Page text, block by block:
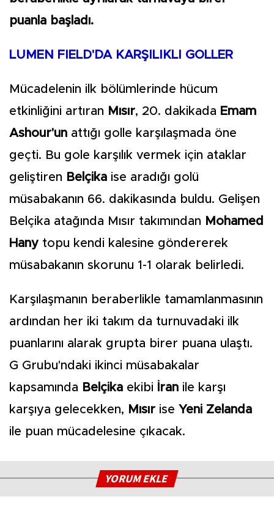
puanla başladı.
LUMEN FIELD'DA KARŞILIKLI GOLLER
Mücadelenin ilk bölümlerinde hücum
etkinliğini artıran Mısır, 20. dakikada Emam
Ashour'un attığı golle karşılaşmada öne
geçti. Bu gole karşılık vermek için ataklar
geliştiren Belçika ise aradığı golü
müsabakanın 66. dakikasında buldu. Gelişen
Belçika atağında Mısır takımından Mohamed
Hany topu kendi kalesine göndererek
müsabakanın skorunu 1-1 olarak belirledi.
Karşılaşmanın beraberlikle tamamlanmasının
ardından her iki takım da turnuvadaki ilk
puanlarını alarak grupta birer puana ulaştı.
G Grubu'ndaki ikinci müsabakalar
kapsamında Belçika ekibi İran ile karşı
karşıya gelecekken, Mısır ise Yeni Zelanda
ile puan mücadelesine çıkacak.
YORUM EKLE